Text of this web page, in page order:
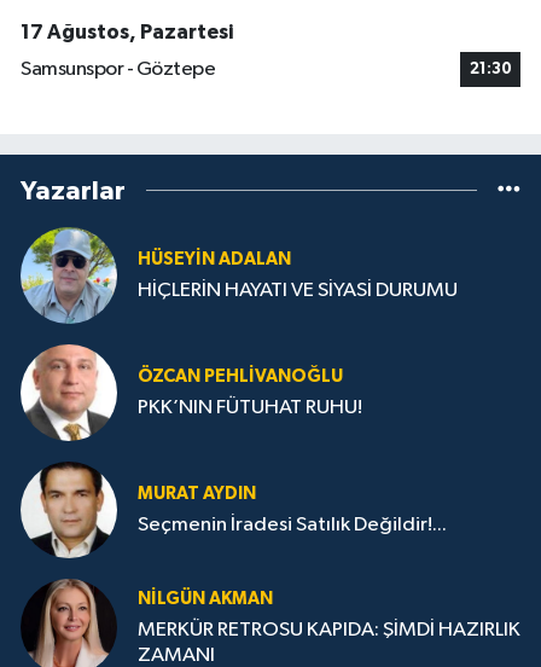
17 Ağustos, Pazartesi
Samsunspor - Göztepe
21:30
Yazarlar
HÜSEYIN ADALAN
HİÇLERİN HAYATI VE SİYASİ DURUMU
ÖZCAN PEHLIVANOĞLU
PKK’NIN FÜTUHAT RUHU!
MURAT AYDIN
Seçmenin İradesi Satılık Değildir!...
NILGÜN AKMAN
MERKÜR RETROSU KAPIDA: ŞİMDİ HAZIRLIK
ZAMANI